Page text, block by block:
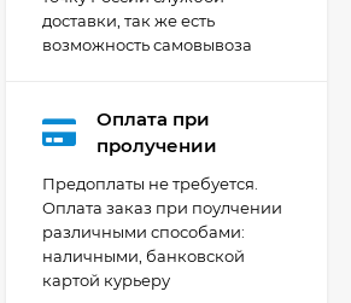
доставки, так же есть
возможность самовывоза
Оплата при
пролучении
Предоплаты не требуется.
Оплата заказ при поулчении
различными способами:
наличными, банковской
картой курьеру
Кухня Мишель -
длина 4,2 м
69 303₽
Кухня Принцесса -